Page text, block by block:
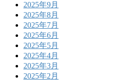
2025年9月
2025年8月
2025年7月
2025年6月
2025年5月
2025年4月
2025年3月
2025年2月